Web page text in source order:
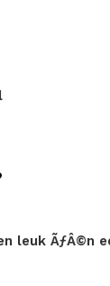
leuk ÃƒÂ©n